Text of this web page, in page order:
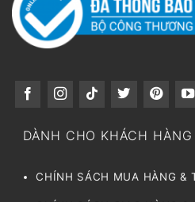
DÀNH CHO KHÁCH HÀNG
CHÍNH SÁCH MUA HÀNG &